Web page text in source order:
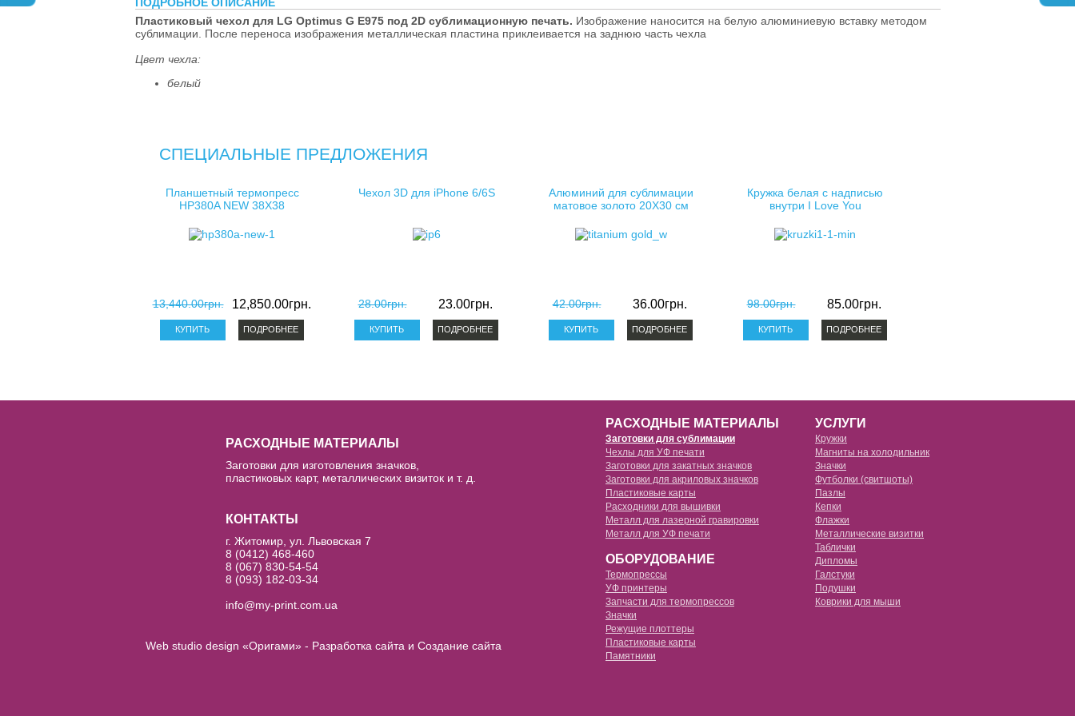
косметички для сублимации
клатчи для сублимации
Пластиковый чехол для LG Optimus G E975 под 2D сублимационную печать. Изображение наносится на белую алюминиевую вставку методом
сублимации. После переноса изображения металлическая пластина приклеивается на заднюю часть чехла
Цвет чехла:
белый
СПЕЦИАЛЬНЫЕ ПРЕДЛОЖЕНИЯ
Планшетный термопресс
HP380A NEW 38X38
13,440.00грн. 12,850.00грн.
ПОДРОБНЕЕ
Чехол 3D для iPhone 6/6S
28.00грн. 23.00грн.
ПОДРОБНЕЕ
Алюминий для сублимации
матовое золото 20X30 см
42.00грн. 36.00грн.
ПОДРОБНЕЕ
Кружка белая с надписью
внутри I Love You
98.00грн. 85.00грн.
ПОДРОБНЕЕ
РАСХОДНЫЕ МАТЕРИАЛЫ
Заготовки для изготовления значков,
пластиковых карт, металлических визиток и т. д.
КОНТАКТЫ
г. Житомир, ул. Львовская 7
8 (0412) 468-460
8 (067) 830-54-54
8 (093) 182-03-34
info@my-print.com.ua
Web studio design «Оригами» - Разработка сайта и Создание сайта
УСЛУГИ
Кружки
Магниты на холодильник
Значки
Футболки (свитшоты)
Пазлы
Кепки
Флажки
Металлические визитки
Таблички
Дипломы
Галстуки
Подушки
Коврики для мыши
РАСХОДНЫЕ МАТЕРИАЛЫ
Заготовки для сублимации
кружки для сублимации
чехлы для 3d сублимации full edge
чехлы для 3d сублимации
чехлы для 2d сублимации силиконовые (tpu) с пластиковой пластиной
чехлы для 2d сублимации силиконовые (tpu) с металлической пластиной
чехлы для 2d сублимации пластиковые (pc)
брелоки для сублимации
Чехлы для УФ печати
чехлы для уф печати силиконовые прозрачные
чехлы для уф печати силиконовые черные
чехлы для уф печати силиконовые розовые
чехлы для уф печати силиконовые белые
Заготовки для закатных значков
заготовки 25мм
заготовки 32мм
заготовки 44мм
заготовки 58мм
заготовки 75мм
Заготовки для акриловых значков
Пластиковые карты
Расходники для вышивки
флизелин водорастворимый
пленка водорастворимая
нитка водорастворимая
Металл для лазерной гравировки
Металл для УФ печати
ОБОРУДОВАНИЕ
Термопрессы
3d термопрессы
многофункциональные термопрессы
УФ принтеры
Запчасти для термопрессов
Значки
станки для значков
Режущие плоттеры
Пластиковые карты
Памятники